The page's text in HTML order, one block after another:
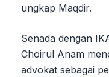
ungkap Maqdir.
Senada dengan
Choirul Anam
advokat sebagai